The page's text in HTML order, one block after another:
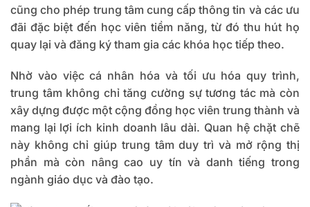
cũng cho phép trung tâm cung cấp thông tin và các ưu
đãi đặc biệt đến học viên tiềm năng, từ đó thu hút họ
quay lại và đăng ký tham gia các khóa học tiếp theo.
Nhờ vào việc cá nhân hóa và tối ưu hóa quy trình,
trung tâm không chỉ tăng cường sự tương tác mà còn
xây dựng được một cộng đồng học viên trung thành và
mang lại lợi ích kinh doanh lâu dài. Quan hệ chặt chẽ
này không chỉ giúp trung tâm duy trì và mở rộng thị
phần mà còn nâng cao uy tín và danh tiếng trong
ngành giáo dục và đào tạo.